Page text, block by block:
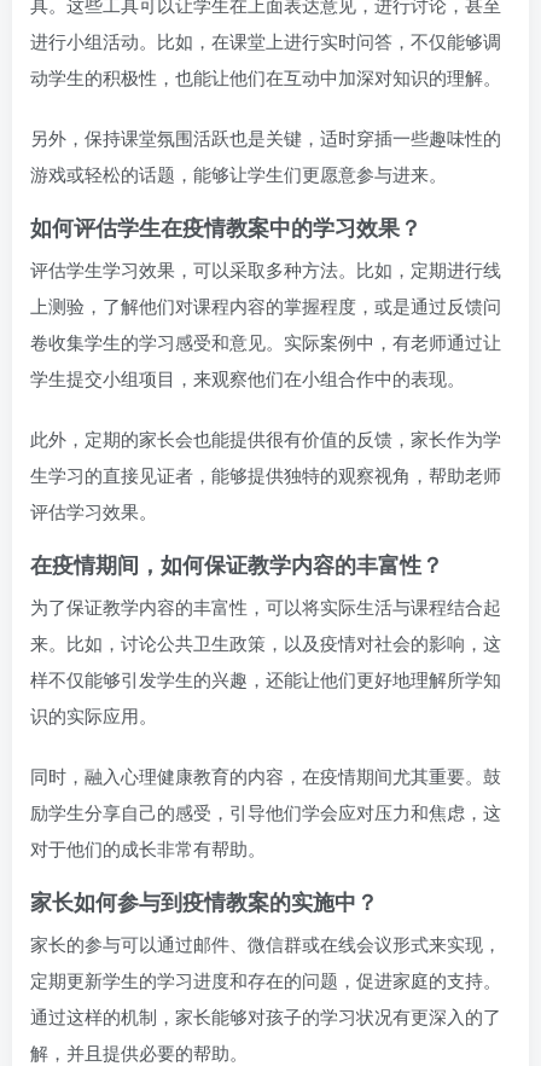
进行小组活动。比如，在课堂上进行实时问答，不仅能够调
动学生的积极性，也能让他们在互动中加深对知识的理解。
另外，保持课堂氛围活跃也是关键，适时穿插一些趣味性的
游戏或轻松的话题，能够让学生们更愿意参与进来。
如何评估学生在疫情教案中的学习效果？
评估学生学习效果，可以采取多种方法。比如，定期进行线
上测验，了解他们对课程内容的掌握程度，或是通过反馈问
卷收集学生的学习感受和意见。实际案例中，有老师通过让
学生提交小组项目，来观察他们在小组合作中的表现。
此外，定期的家长会也能提供很有价值的反馈，家长作为学
生学习的直接见证者，能够提供独特的观察视角，帮助老师
评估学习效果。
在疫情期间，如何保证教学内容的丰富性？
为了保证教学内容的丰富性，可以将实际生活与课程结合起
来。比如，讨论公共卫生政策，以及疫情对社会的影响，这
样不仅能够引发学生的兴趣，还能让他们更好地理解所学知
识的实际应用。
同时，融入心理健康教育的内容，在疫情期间尤其重要。鼓
励学生分享自己的感受，引导他们学会应对压力和焦虑，这
对于他们的成长非常有帮助。
家长如何参与到疫情教案的实施中？
家长的参与可以通过邮件、微信群或在线会议形式来实现，
定期更新学生的学习进度和存在的问题，促进家庭的支持。
通过这样的机制，家长能够对孩子的学习状况有更深入的了
解，并且提供必要的帮助。